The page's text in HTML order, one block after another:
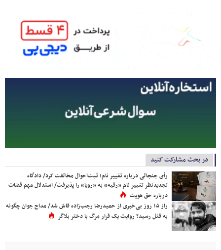
در بحث مشارکت کنید
رأی جنجالی درباره تغییر نام؛ ثبت‌احوال مخالفت کرد/ دادگاه
تجدیدنظر تغییر نام «رقیه» به «رویا» را پذیرفت/ استدلال مهم قضات
درباره حق هویت
راز ۱۵ روز بی‌خبری از حمیدرضا رجب‌زاده فاش شد/ مداح جوان چگونه
به قتل رسید؟ روایت یک قرار مرگ با دختر بلاگر